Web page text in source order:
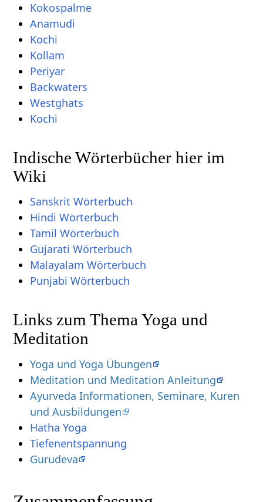
Kokospalme
Anamudi
Kochi
Kollam
Periyar
Backwaters
Westghats
Kochi
Indische Wörterbücher hier im
Wiki
Sanskrit Wörterbuch
Hindi Wörterbuch
Tamil Wörterbuch
Gujarati Wörterbuch
Malayalam Wörterbuch
Punjabi Wörterbuch
Links zum Thema Yoga und
Meditation
Yoga und Yoga Übungen
Meditation und Meditation Anleitung
Ayurveda Informationen, Seminare, Kuren
und Ausbildungen
Hatha Yoga
Tiefenentspannung
Gurudeva